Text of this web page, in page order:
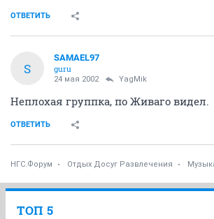
ОТВЕТИТЬ
S
SAMAEL97
guru
24 мая 2002 YagMik
Неплохая группка, по Живаго видел.
ОТВЕТИТЬ
НГС.Форум Отдых Досуг Развлечения
ТОП 5